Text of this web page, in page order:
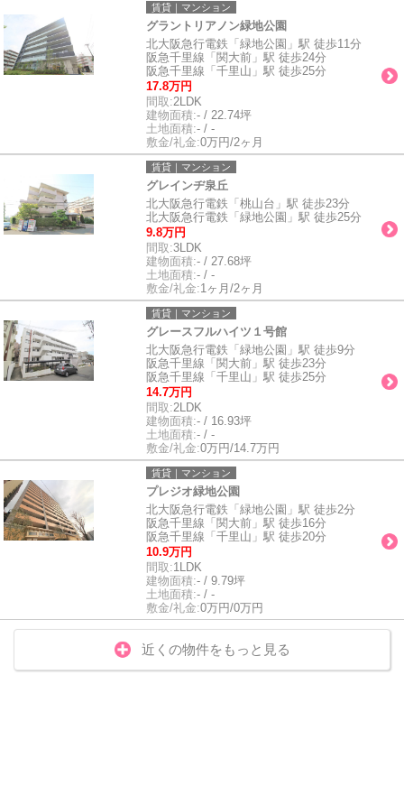
賃貸｜マンション
グラントリアノン緑地公園
北大阪急行電鉄「緑地公園」駅 徒歩11分
阪急千里線「関大前」駅 徒歩24分
阪急千里線「千里山」駅 徒歩25分
17.8万円
間取:2LDK
建物面積:- / 22.74坪
土地面積:- / -
敷金/礼金:0万円/2ヶ月
賃貸｜マンション
グレインヂ泉丘
北大阪急行電鉄「桃山台」駅 徒歩23分
北大阪急行電鉄「緑地公園」駅 徒歩25分
9.8万円
間取:3LDK
建物面積:- / 27.68坪
土地面積:- / -
敷金/礼金:1ヶ月/2ヶ月
賃貸｜マンション
グレースフルハイツ１号館
北大阪急行電鉄「緑地公園」駅 徒歩9分
阪急千里線「関大前」駅 徒歩23分
阪急千里線「千里山」駅 徒歩25分
14.7万円
間取:2LDK
建物面積:- / 16.93坪
土地面積:- / -
敷金/礼金:0万円/14.7万円
賃貸｜マンション
プレジオ緑地公園
北大阪急行電鉄「緑地公園」駅 徒歩2分
阪急千里線「関大前」駅 徒歩16分
阪急千里線「千里山」駅 徒歩20分
10.9万円
間取:1LDK
建物面積:- / 9.79坪
土地面積:- / -
敷金/礼金:0万円/0万円
近くの物件をもっと見る